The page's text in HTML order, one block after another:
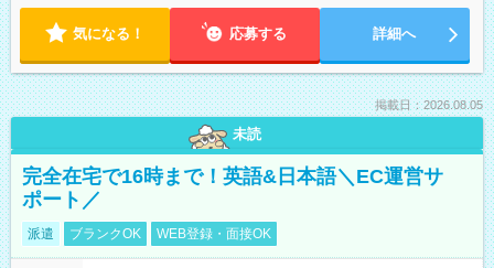
気になる！ 応募する 詳細へ
掲載日：2026.08.05
未読
完全在宅で16時まで！英語&日本語＼EC運営サ
ポート／
派遣 ブランクOK WEB登録・面接OK